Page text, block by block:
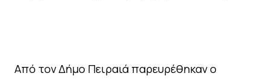
Από τον Δήμο Πειραιά παρευρέθηκαν ο